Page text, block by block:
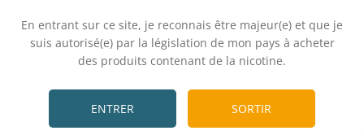
En entrant sur ce site, je reconnais être majeur(e) et que je
suis autorisé(e) par la législation de mon pays à acheter
des produits contenant de la nicotine.
ENTRER SORTIR
Calcul rapide